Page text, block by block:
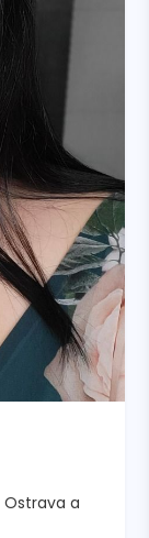
Ostrava a